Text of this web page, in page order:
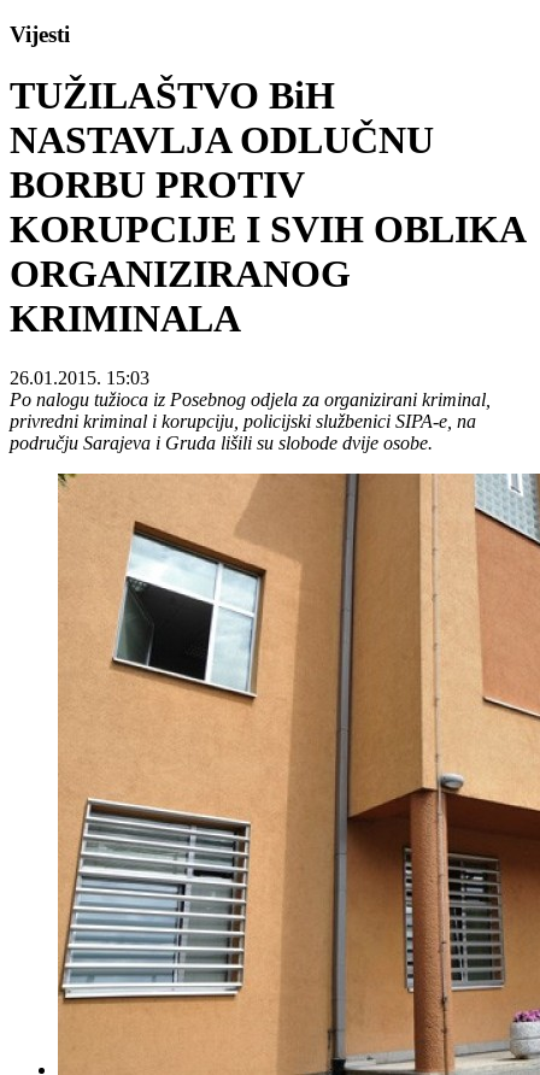
Vijesti
TUŽILAŠTVO BiH
NASTAVLJA ODLUČNU
BORBU PROTIV
KORUPCIJE I SVIH OBLIKA
ORGANIZIRANOG
KRIMINALA
26.01.2015. 15:03
Po nalogu tužioca iz Posebnog odjela za organizirani kriminal,
privredni kriminal i korupciju, policijski službenici SIPA-e, na
području Sarajeva i Gruda lišili su slobode dvije osobe.